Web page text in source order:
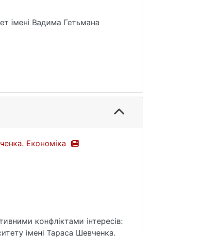
імені Вадима Гетьмана
Економіка
конфліктами інтересів:
імені Тараса Шевченка.